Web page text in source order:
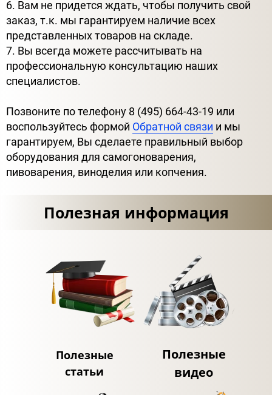
6. Вам не придется ждать, чтобы получить свой
заказ, т.к. мы гарантируем наличие всех
представленных товаров на складе.
7. Вы всегда можете рассчитывать на
профессиональную консультацию наших
специалистов.
Позвоните по телефону 8 (495) 664-43-19 или
воспользуйтесь формой Обратной связи и мы
гарантируем, Вы сделаете правильный выбор
оборудования для самогоноварения,
пивоварения, виноделия или копчения.
Полезная информация
Полезные
статьи
Полезные
видео